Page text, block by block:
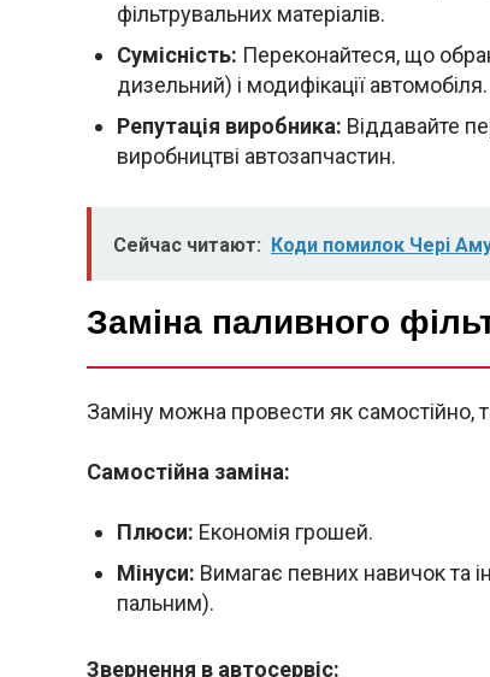
фільтрувальних матеріалів.
Сумісність: Переконайтеся, що
дизельний) і модифікації автомобіля.
Репутація виробника: Віддавайте
виробництві автозапчастин.
Сейчас читают: Коди помилок Чері
Заміна паливного
Заміну можна провести як самостійно,
Самостійна заміна:
Плюси: Економія грошей.
Мінуси: Вимагає певних навичок та
пальним).
Звернення в автосервіс: